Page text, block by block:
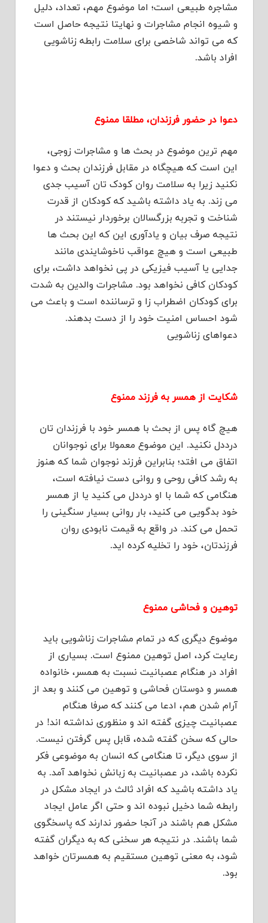
مشاجره طبیعی است؛ اما موضوع مهم، تعداد، دلیل
و شیوه انجام مشاجرات و نهایتا نتیجه حاصل است
که می تواند شاخصی برای سلامت رابطه زناشویی
افراد باشد.
دعوا در حضور فرزندان، مطلقا ممنوع
مهم ترین موضوع در بحث ها و مشاجرات زوجی،
این است که هیچگاه در مقابل فرزندان بحث و دعوا
نکنید زیرا به سلامت روان کودک تان آسیب جدی
می زند. به یاد داشته باشید که کودکان از قدرت
شناخت و تجربه بزرگسالان برخوردار نیستند در
نتیجه صرف بیان و یادآوری این که این بحث ها
طبیعی است و هیچ عواقب ناخوشایندی مانند
جدایی یا آسیب فیزیکی در پی نخواهد داشت، برای
کودکان کافی نخواهد بود. مشاجرات والدین به شدت
برای کودکان اضطراب زا و ترساننده است و باعث می
شود احساس امنیت خود را از دست بدهند.
دعواهای زناشویی
شکایت از همسر به فرزند ممنوع
هیچ گاه پس از بحث با همسر خود با فرزندان تان
درددل نکنید. این موضوع معمولا برای نوجوانان
اتفاق می افتد؛ بنابراین فرزند نوجوان شما که هنوز
به رشد کافی روحی و روانی دست نیافته است،
هنگامی که شما با او درددل می کنید یا از همسر
خود بدگویی می کنید، بار روانی بسیار سنگینی را
تحمل می کند. در واقع به قیمت نابودی روان
فرزندتان، خود را تخلیه کرده اید.
توهین و فحاشی ممنوع
موضوع دیگری که در تمام مشاجرات زناشویی باید
رعایت کرد، اصل توهین ممنوع است. بسیاری از
افراد در هنگام عصبانیت نسبت به همسر، خانواده
همسر و دوستان فحاشی و توهین می کنند و بعد از
آرام شدن هم، ادعا می کنند که صرفا هنگام
عصبانیت چیزی گفته اند و منظوری نداشته اند! در
حالی که سخن گفته شده، قابل پس گرفتن نیست.
از سوی دیگر، تا هنگامی که انسان به موضوعی فکر
نکرده باشد، در عصبانیت به زبانش نخواهد آمد. به
یاد داشته باشید که افراد ثالث در ایجاد مشکل در
رابطه شما دخیل نبوده اند و حتی اگر عامل ایجاد
مشکل هم باشند در آنجا حضور ندارند که پاسخگوی
شما باشند. در نتیجه هر سخنی که به دیگران گفته
شود، به معنی توهین مستقیم به همسرتان خواهد
بود.